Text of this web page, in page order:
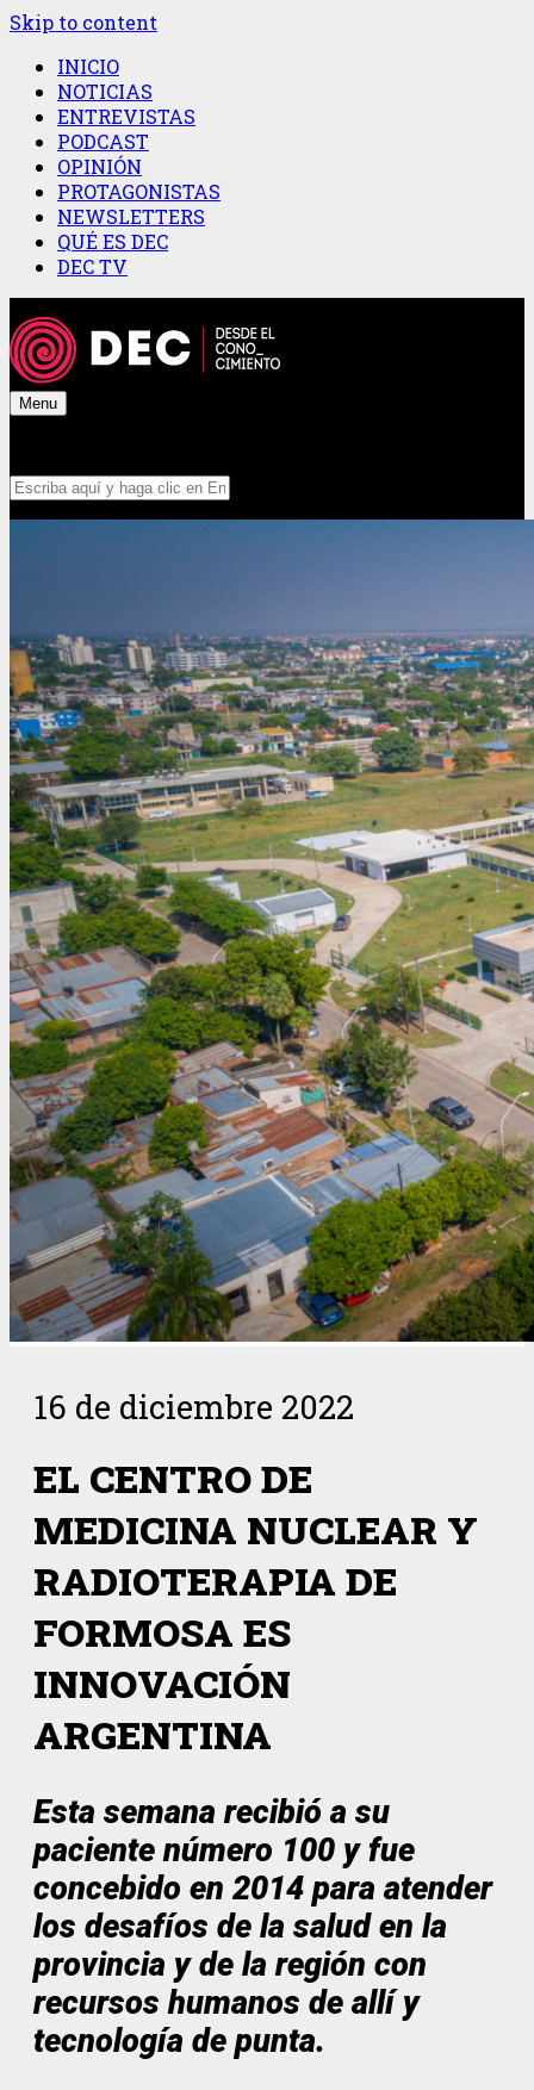
Skip to content
INICIO
NOTICIAS
ENTREVISTAS
PODCAST
OPINIÓN
PROTAGONISTAS
NEWSLETTERS
QUÉ ES DEC
DEC TV
Menu
16 de diciembre 2022
EL CENTRO DE
MEDICINA NUCLEAR Y
RADIOTERAPIA DE
FORMOSA ES
INNOVACIÓN
ARGENTINA
Esta semana recibió a su
paciente número 100 y fue
concebido en 2014 para atender
los desafíos de la salud en la
provincia y de la región con
recursos humanos de allí y
tecnología de punta.